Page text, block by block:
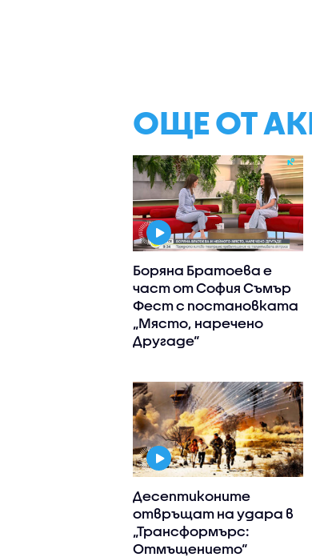
ОЩЕ ОТ
Боряна Братоева е
част от София Съмър
Фест с постановката
„Място, наречено
Другаде“
Десептиконите
отвръщат на удара в
„Трансформърс:
Отмъщението“